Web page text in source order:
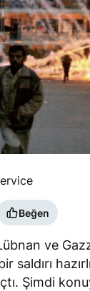
Beğen
ve
saldırı
Şimdi